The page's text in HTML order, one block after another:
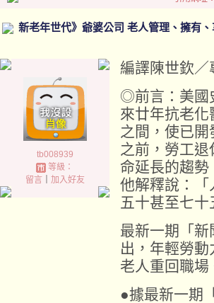
新老年世代》爺婆公司 老人管理、擁有
tb008939
等級：
留言｜ 加入好友
編譯陳世欽／
◎前言：美國
來廿年抗老
之間，使已
之前，勞工
命延長的趨
他解釋說：「
五十甚至七
最新一期「
出，年輕勞
老人重回職
●據最新一期